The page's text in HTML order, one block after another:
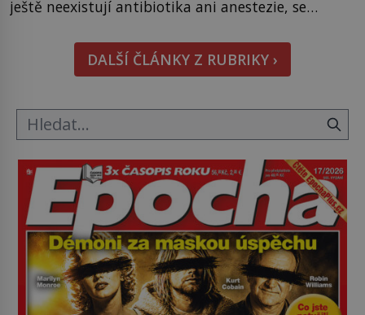
ještě neexistují antibiotika ani anestezie, se
znetvořené válkou, tresty nebo nehodami. Jejich
metody jsou překvapivě promyšlené a některé
principy používají chirurgové dodnes. Úplně první
DALŠÍ ČLÁNKY Z RUBRIKY ›